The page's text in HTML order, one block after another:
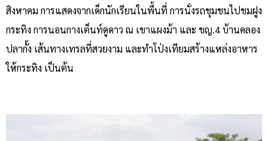
สิงหาคม การแสดงจากเด็กนักเรียนในพื้นที่ การนั่งรถชุมชนไปชมฝูง
กระทิง การนอนกางเต็นท์ดูดาว ณ เขาแผงม้า และ ขญ.4 บ้านคลอง
ปลากั้ง เส้นทางเทรลที่สวยงาม และทำโป่งเทียมสร้างแหล่งอาหาร
ให้กระทิง เป็นต้น